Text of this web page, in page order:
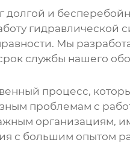
и
гидравлической
Мы
службы нашего
процесс,
проблемам с
организациям,
с большим опытом